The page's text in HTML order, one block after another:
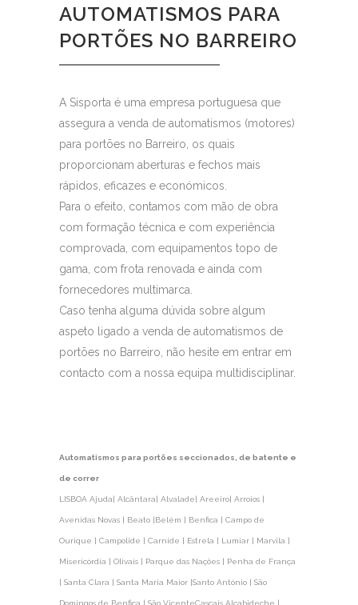
AUTOMATISMOS PARA
PORTÕES NO BARREIRO
A Sisporta é uma empresa portuguesa que
assegura a venda de automatismos (motores)
para portões no Barreiro, os quais
proporcionam aberturas e fechos mais
rápidos, eficazes e económicos.
Para o efeito, contamos com mão de obra
com formação técnica e com experiência
comprovada, com equipamentos topo de
gama, com frota renovada e ainda com
fornecedores multimarca.
Caso tenha alguma dúvida sobre algum
aspeto ligado a venda de automatismos de
portões no Barreiro, não hesite em entrar em
contacto com a nossa equipa multidisciplinar.
Automatismos para portões seccionados, de batente e
de correr
LISBOA Ajuda| Alcântara| Alvalade| Areeiro| Arroios |
Avenidas Novas | Beato |Belém | Benfica | Campo de
Ourique | Campolide | Carnide | Estrela | Lumiar | Marvila |
Misericórdia | Olivais | Parque das Nações | Penha de França
| Santa Clara | Santa Maria Maior |Santo António | São